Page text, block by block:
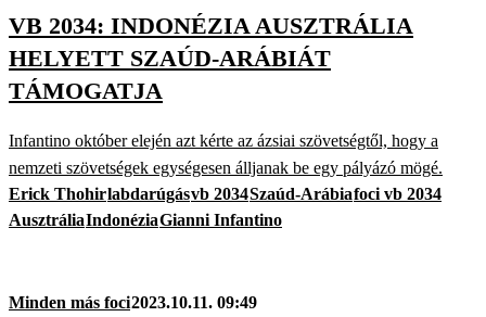
VB 2034: INDONÉZIA AUSZTRÁLIA
HELYETT SZAÚD-ARÁBIÁT
TÁMOGATJA
Infantino október elején azt kérte az ázsiai szövetségtől, hogy a
nemzeti szövetségek egységesen álljanak be egy pályázó mögé.
Erick Thohirlabdarúgásvb 2034Szaúd-Arábiafoci vb 2034
AusztráliaIndonéziaGianni Infantino
Minden más foci2023.10.11. 09:49